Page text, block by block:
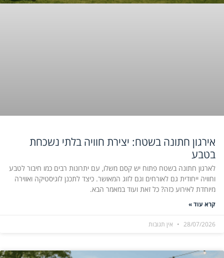
אירגון חתונה בשטח: יצירת חוויה בלתי נשכחת
בטבע
לארגון חתונה בשטח פתוח יש קסם משלו, עם יתרונות רבים כמו חיבור לטבע
וחוויה ייחודית גם לאורחים וגם לזוג המאושר. כיצד לתכנן לוגיסטיקה ואווירה
מיוחדת לאירוע כזה? כל זאת ועוד במאמר הבא.
קרא עוד »
28/07/2026 אין תגובות